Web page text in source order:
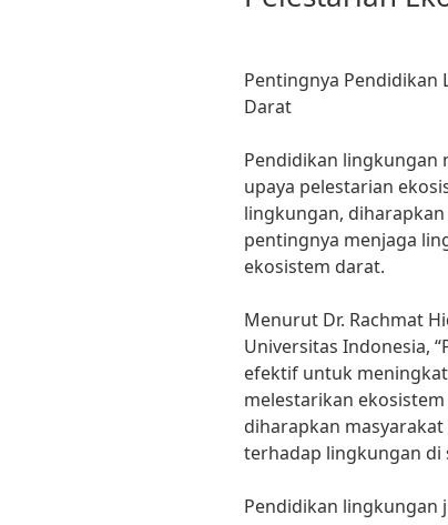
Pentingnya Pendidikan
Darat
Pendidikan lingkungan
upaya pelestarian
lingkungan,
pentingnya menjaga
ekosistem darat.
Menurut Dr. Rachmat
Universitas Indonesia,
efektif untuk
melestarikan
diharapkan
terhadap lingkungan di
Pendidikan lingkungan